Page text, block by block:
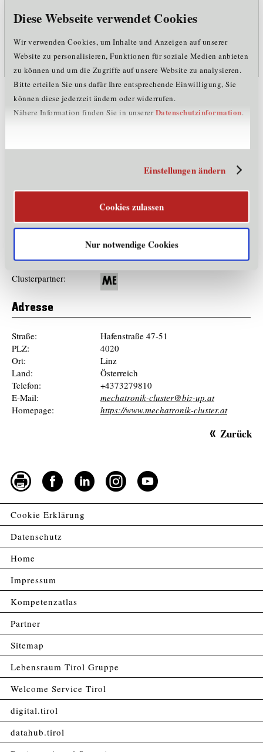
Diese Webseite verwendet Cookies
Wir verwenden Cookies, um Inhalte und Anzeigen auf unserer
Website zu personalisieren, Funktionen für soziale Medien anbieten
zu können und um die Zugriffe auf unsere Website zu analysieren.
Bitte erteilen Sie uns dafür Ihre entsprechende Einwilligung, Sie
können diese jederzeit ändern oder widerrufen.
Nähere Information finden Sie in unsererDatenschutzinformation.
Einstellungen ändern
Cookies zulassen
Nur notwendige Cookies
michael.jaeger@standort-tirol.at
m+43 676 843 101 232
Als Mechatronik-Cluster initiieren, fördern und
koordinieren wir die erfolgreiche Zusammenarbeit
von Unternehmen aus dem Maschinen- und
wie Geräte- und Apparatebau sowie Technologie-
und Komponentenzulieferer. Wir sind Schnittstelle
zwischen Partnerunternehmen, Forschungs- und
Bildungseinrichtungen sowie Entscheidungsträgern.
Gemeinsam mit unseren Partnern unterstützen wir
Unternehmen aller Branchen auf ihrem Weg zu einer
Clusterpartner:
ME
Adresse
Straße:
Hafenstraße 47-51
PLZ:
4020
Ort:
Linz
Land:
Österreich
Telefon:
+4373279810
E-Mail:
mechatronik-cluster@biz-up.at
Homepage:
https://www.mechatronik-cluster.at
Zurück
Cookie Erklärung
Datenschutz
Home
Impressum
Kompetenzatlas
Partner
Sitemap
Lebensraum Tirol Gruppe
Welcome Service Tirol
digital.tirol
datahub.tirol